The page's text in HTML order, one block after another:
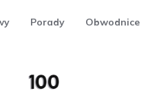
Porady Obwodnice